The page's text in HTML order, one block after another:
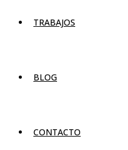
TRABAJOS
BLOG
CONTACTO